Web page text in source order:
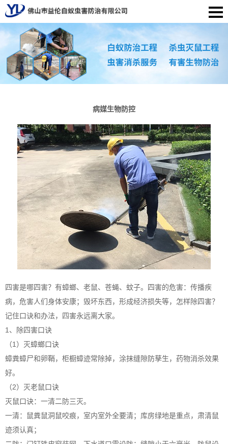
病媒生物防控
四害是哪四害？有蟑螂、老鼠、苍蝇、蚊子。四害的危害：传播疾
病，危害人们身体安康；毁坏东西，形成经济损失等，怎样除四害？
记住口诀和办法，四害永远离大家。
1、除四害口诀
（1）灭蟑螂口诀
蟑粪蟑尸和卵鞘，柜橱蟑迹常除掉，涂抹缝隙防孳生，药物消杀效果
好。
（2）灭老鼠口诀
灭鼠口诀：一清二防三灭。
一清：鼠粪鼠洞鼠咬痕，室内室外全要清；库房绿地是重点，肃清鼠
迹须认真；